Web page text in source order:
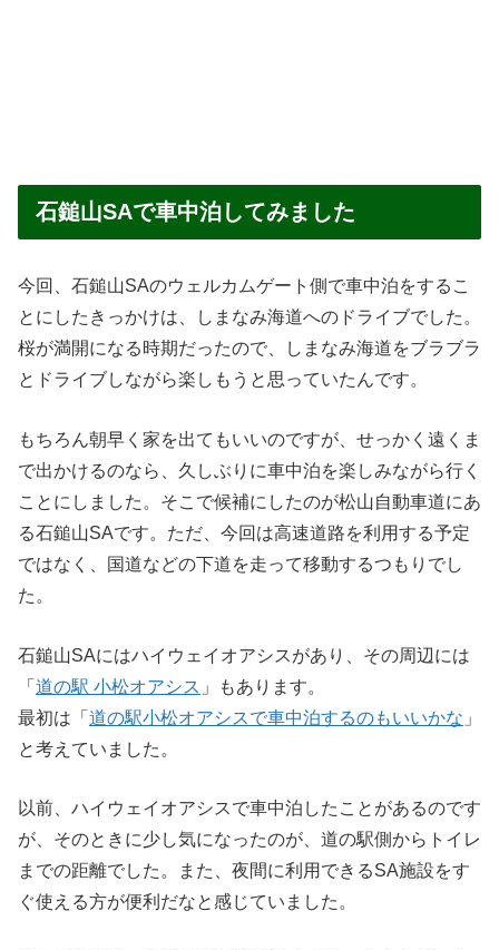
石鎚山SAで車中泊してみました
今回、石鎚山SAのウェルカムゲート側で車中泊をするこ
とにしたきっかけは、しまなみ海道へのドライブでした。
桜が満開になる時期だったので、しまなみ海道をブラブラ
とドライブしながら楽しもうと思っていたんです。
もちろん朝早く家を出てもいいのですが、せっかく遠くま
で出かけるのなら、久しぶりに車中泊を楽しみながら行く
ことにしました。そこで候補にしたのが松山自動車道にあ
る石鎚山SAです。ただ、今回は高速道路を利用する予定
ではなく、国道などの下道を走って移動するつもりでし
た。
石鎚山SAにはハイウェイオアシスがあり、その周辺には
「 道の駅 小松オアシス 」もあります。
最初は「 道の駅小松オアシスで車中泊するのもいいかな 」
と考えていました。
以前、ハイウェイオアシスで車中泊したことがあるのです
が、そのときに少し気になったのが、道の駅側からトイレ
までの距離でした。また、夜間に利用できるSA施設をす
ぐ使える方が便利だなと感じていました。